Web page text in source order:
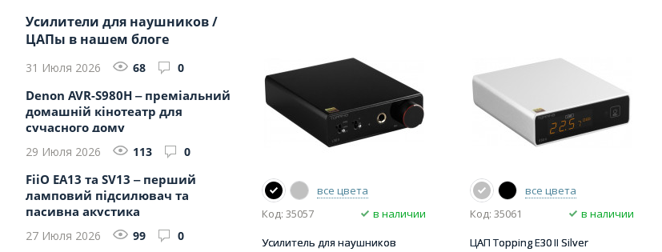
Усилители для наушников /
ЦАПы в нашем блоге
31 Июля 2026 68 0
Denon AVR-S980H ‒ преміальний
домашній кінотеатр для
сучасного дому
29 Июля 2026 113 0
FiiO EA13 та SV13 ‒ перший
ламповий підсилювач та
пасивна акустика
27 Июля 2026 99 0
все цвета
Код: 35057
в наличии
Усилитель для наушников
все цвета
Код: 35061
в наличии
ЦАП Topping E30 II Silver